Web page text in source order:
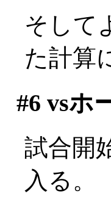
そして
た計算
#6 vsホ
試合開
入る。